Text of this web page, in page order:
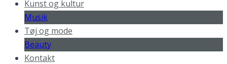
Kunst og kultur
Musik
Tøj og mode
Beauty
Kontakt